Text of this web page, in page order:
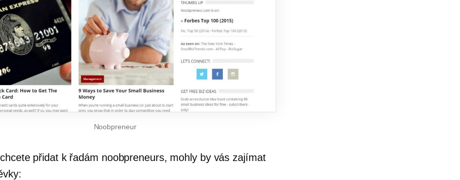
Noobpreneur
přidat k řadám noobpreneurs, mohly by vás zajímat